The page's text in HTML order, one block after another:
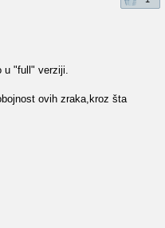
u "full" verziji.
ovih zraka,kroz šta